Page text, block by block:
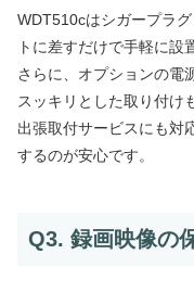
WDT510cはシガープラ
トに差すだけで手軽に設
さらに、オプションの電
スッキリとした取り付け
出張取付サービスにも対
するのが安心です。
Q3. 録画映像の